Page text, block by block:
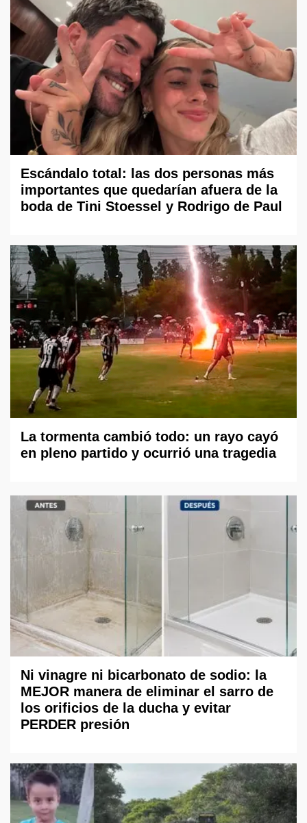
Escándalo total: las dos personas más
importantes que quedarían afuera de la
boda de Tini Stoessel y Rodrigo de Paul
La tormenta cambió todo: un rayo cayó
en pleno partido y ocurrió una tragedia
Ni vinagre ni bicarbonato de sodio: la
MEJOR manera de eliminar el sarro de
los orificios de la ducha y evitar
PERDER presión